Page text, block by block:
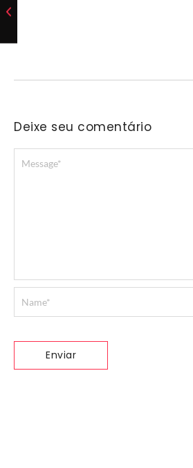
Deixe seu comentário